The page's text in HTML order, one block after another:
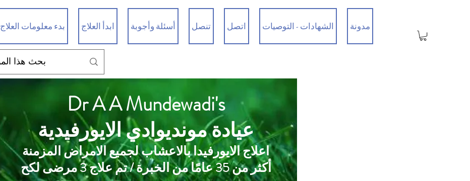
بدء معلومات العلاج ابدأ العلاج أسئلة وأجوبة تنصل اتصل الشهادات - التوصيات مدونة
Dr A A Mundewadi's
عيادة مونديوادي الايورفيدية
اعلاج الايورفيدا بالاعشاب لجميع الامراض المزمنة
أكثر من 35 عامًا من الخبرة / تم علاج 3 مرضى لكح